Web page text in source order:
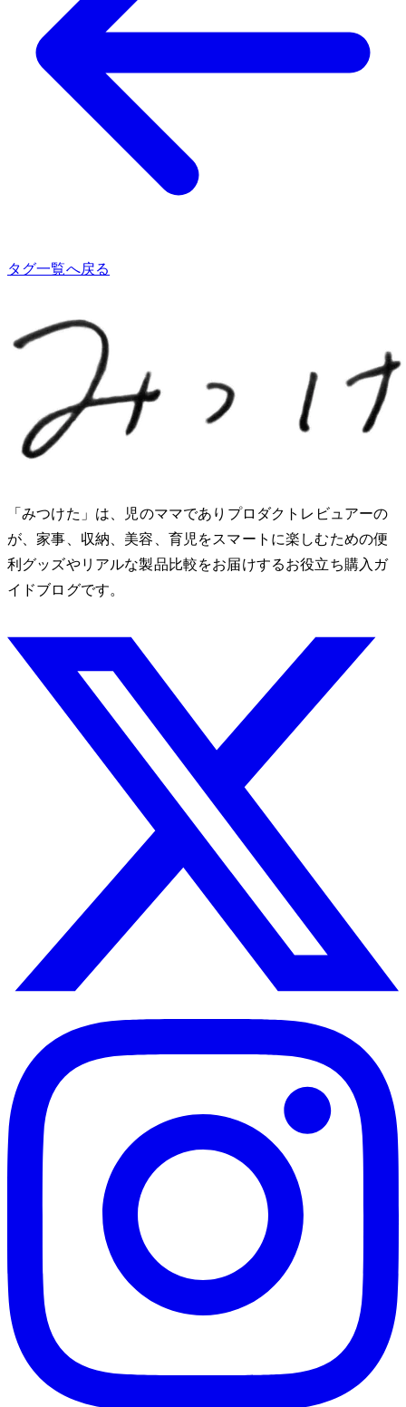
タグ一覧へ戻る
「みつけた」は、2児のママでありプロダクトレビュアーのMio
が、家事、収納、美容、育児をスマートに楽しむための便
利グッズやリアルな製品比較をお届けするお役立ち購入ガ
イドブログです。